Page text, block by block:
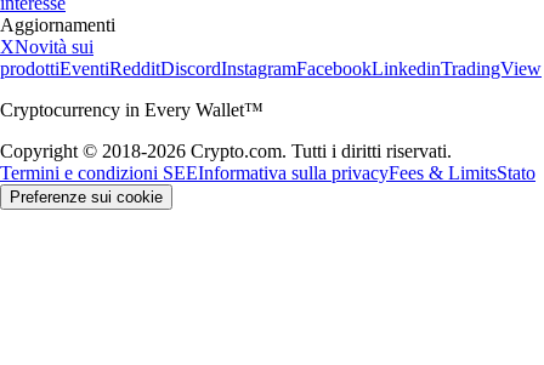
Aggiornamenti
XNovità sui
prodottiEventiRedditDiscordInstagramFacebookLinkedinTradingView
Cryptocurrency in Every Wallet™
Copyright © 2018-2026 Crypto.com. Tutti i diritti riservati.
Termini e condizioni SEEInformativa sulla privacyFees & LimitsStato
Preferenze sui cookie